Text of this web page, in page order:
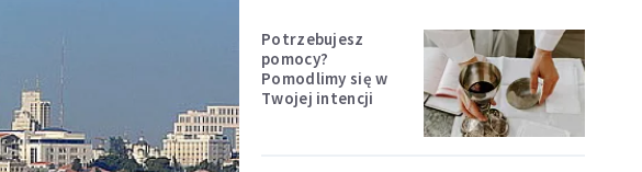
Potrzebujesz
pomocy?
Pomodlimy się w
Twojej intencji